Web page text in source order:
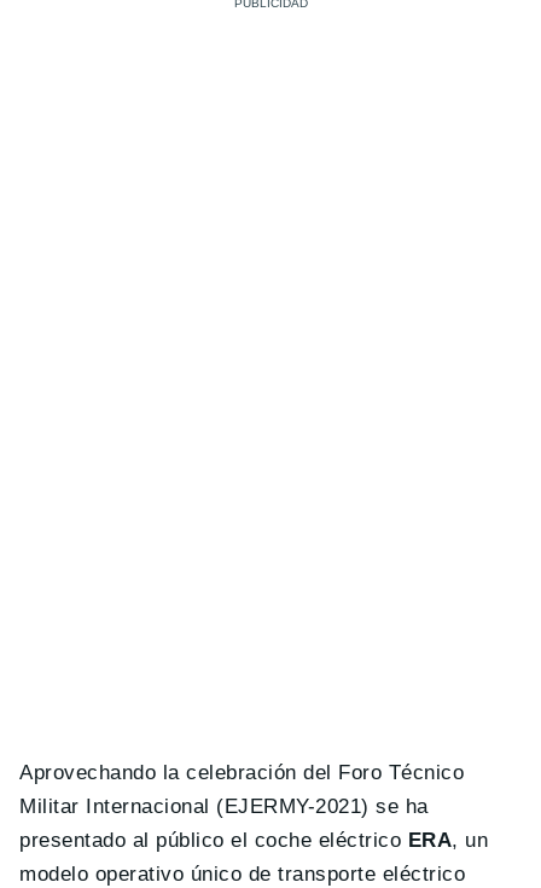
Aprovechando la celebración del Foro Técnico
Militar Internacional (EJERMY-2021) se ha
presentado al público el coche eléctrico ERA, un
modelo operativo único de transporte eléctrico